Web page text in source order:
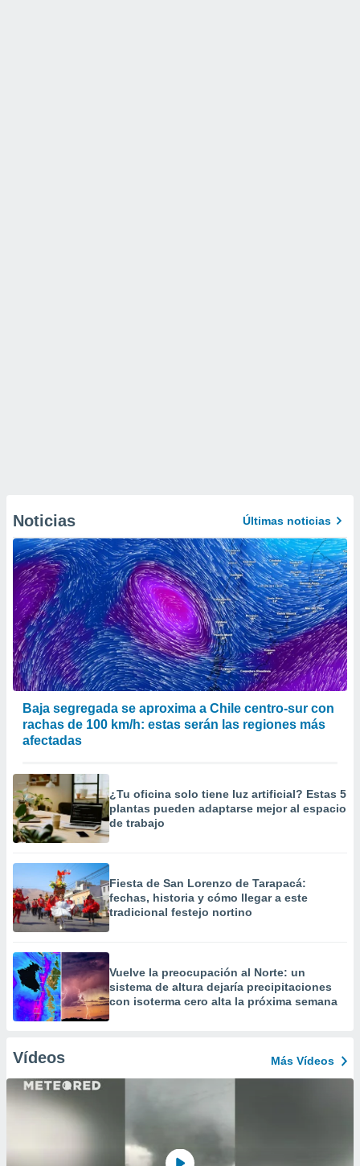
Noticias Últimas noticias
Baja segregada se aproxima a Chile centro-sur con
rachas de 100 km/h: estas serán las regiones más
afectadas
¿Tu oficina solo tiene luz artificial? Estas 5
plantas pueden adaptarse mejor al espacio
de trabajo
Fiesta de San Lorenzo de Tarapacá:
fechas, historia y cómo llegar a este
tradicional festejo nortino
Vuelve la preocupación al Norte: un
sistema de altura dejaría precipitaciones
con isoterma cero alta la próxima semana
Vídeos Más Vídeos